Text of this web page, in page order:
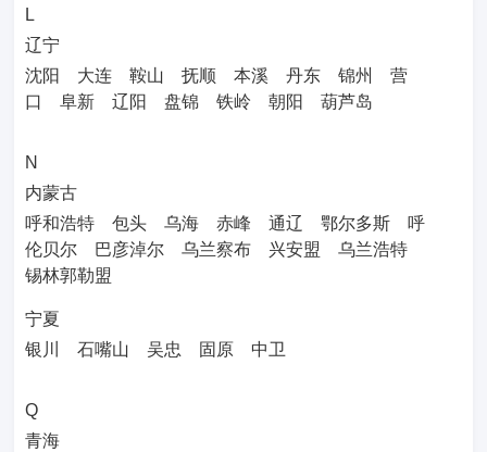
L
辽宁
沈阳
大连 鞍山 抚顺 本溪 丹东 锦州
营
口
阜新 辽阳 盘锦 铁岭 朝阳 葫芦岛
N
内蒙古
呼和浩特
包头 乌海 赤峰 通辽 鄂尔多斯
呼
伦贝尔
巴彦淖尔 乌兰察布 兴安盟
乌兰浩特
锡林郭勒盟
宁夏
银川
石嘴山 吴忠 固原 中卫
Q
青海